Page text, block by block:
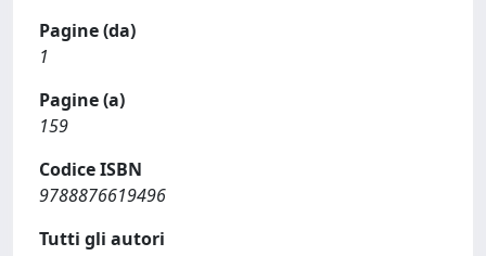
Pagine (da)
1
Pagine (a)
159
Codice ISBN
9788876619496
Tutti gli autori